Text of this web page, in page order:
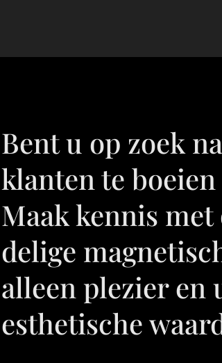
Bent u op zoek
klanten te
Maak kennis
delige
alleen plezier en
esthetische